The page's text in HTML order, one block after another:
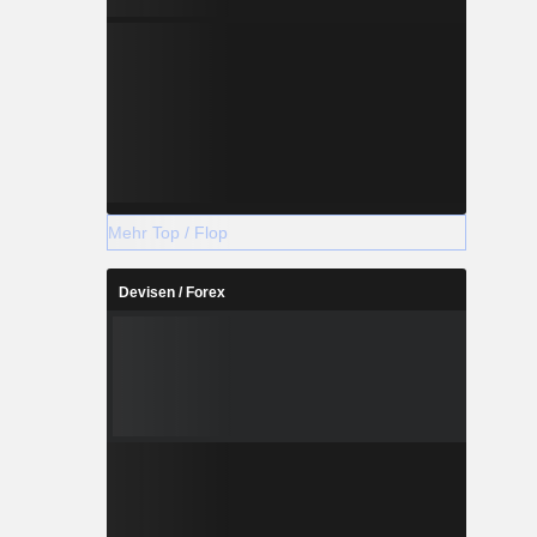
Mehr Top / Flop
Devisen / Forex